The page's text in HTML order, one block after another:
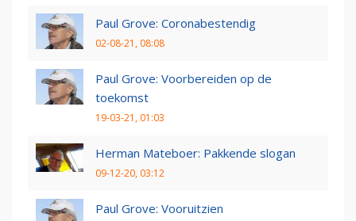
Paul Grove: Coronabestendig
02-08-21, 08:08
Paul Grove: Voorbereiden op de
toekomst
19-03-21, 01:03
Herman Mateboer: Pakkende slogan
09-12-20, 03:12
Paul Grove: Vooruitzien